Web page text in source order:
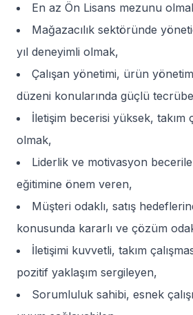
En az Ön Lisans mezunu
Mağazacılık sektöründe
yıl deneyimli olmak,
Çalışan yönetimi, ürün
düzeni konularında güçlü
İletişim becerisi yüksek, takım
olmak,
Liderlik ve motivasyon
eğitimine önem veren,
Müşteri odaklı, satış
konusunda kararlı ve çözüm
İletişimi kuvvetli, takım
pozitif yaklaşım sergileyen,
Sorumluluk sahibi, esnek